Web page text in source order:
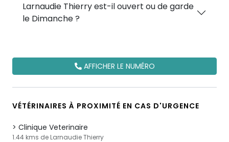
Larnaudie Thierry est-il ouvert ou de garde
le Dimanche ?
AFFICHER LE NUMÉRO
VÉTÉRINAIRES À PROXIMITÉ EN CAS D'URGENCE
Clinique Veterinaire
1.44 kms de Larnaudie Thierry